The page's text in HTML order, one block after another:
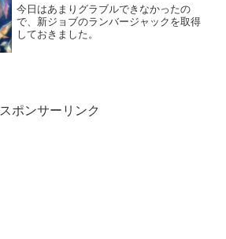
今日はあまりグラブルできなかったの
で、新ジョブのランバージャックを取得
しておきました。
スポンサーリンク